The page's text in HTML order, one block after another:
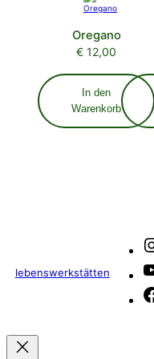
Oregano
€ 12,00
In den
Warenkorb
lebenswerkstätten